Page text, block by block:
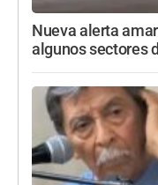
Nueva alerta
algunos sectores